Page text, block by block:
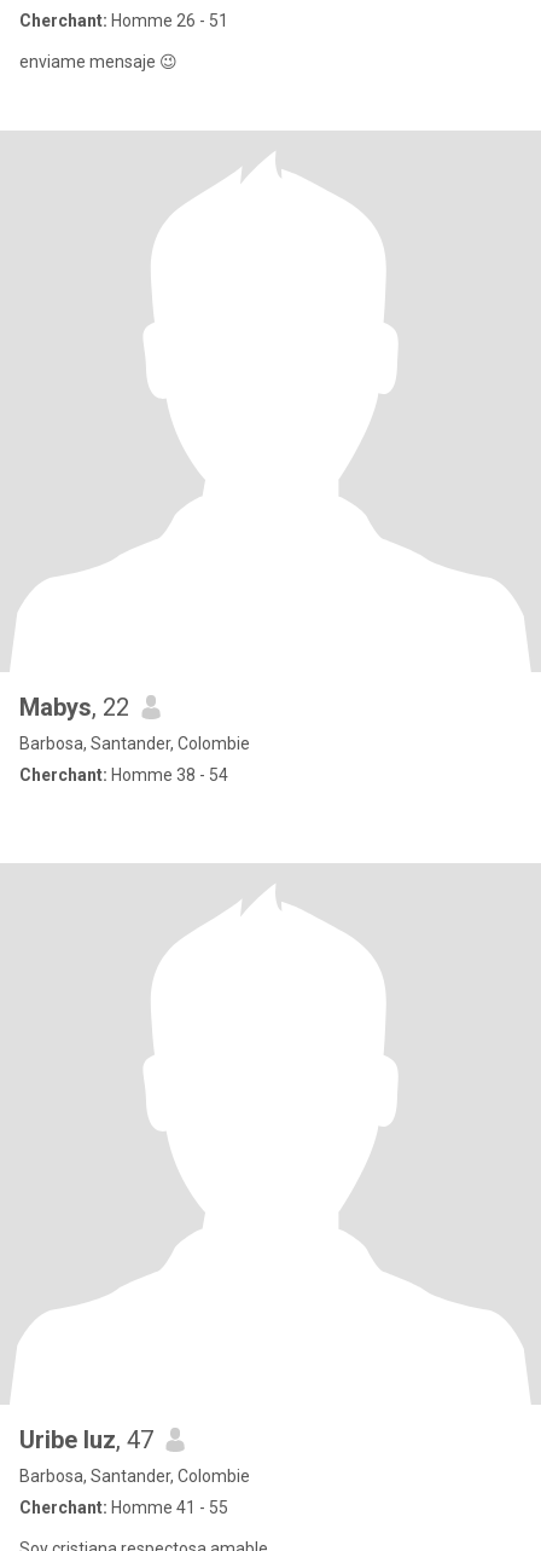
Cherchant: Homme 26 - 51
enviame mensaje 😉
Mabys, 22
Barbosa, Santander, Colombie
Cherchant: Homme 38 - 54
Uribe luz, 47
Barbosa, Santander, Colombie
Cherchant: Homme 41 - 55